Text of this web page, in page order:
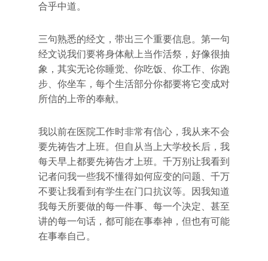
合乎中道。
三句熟悉的经文，带出三个重要信息。第一句
经文说我们要将身体献上当作活祭，好像很抽
象，其实无论你睡觉、你吃饭、你工作、你跑
步、你坐车，每个生活部分你都要将它变成对
所信的上帝的奉献。
我以前在医院工作时非常有信心，我从来不会
要先祷告才上班。但自从当上大学校长后，我
每天早上都要先祷告才上班。千万别让我看到
记者问我一些我不懂得如何应变的问题、千万
不要让我看到有学生在门口抗议等。因我知道
我每天所要做的每一件事、每一个决定、甚至
讲的每一句话，都可能在事奉神，但也有可能
在事奉自己。